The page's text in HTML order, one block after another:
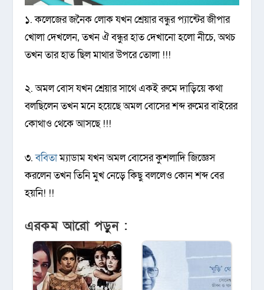
১. কলেজের জনৈক লোক যখন শ্রেয়ার বন্ধুর প্যান্টের জীপার
খোলা দেখলেন‚ তখন ঐ বন্ধুর হাত দেখানো হলো নীচে‚ অথচ
তখন তার হাত ছিল মাথার উপরে তোলা !!!
২. অমল বোস যখন শ্রেয়ার সাথে একই রুমে দাড়িয়ে কথা
বলছিলেন তখন মনে হয়েছে অমল বোসের শব্দ রুমের বাইরের
কোথাও থেকে আসছে !!!
৩.ববিতাম্যাডাম যখন অমল বোসের কুশলাদি জিজ্ঞেস
করলেন তখন তিনি মুখ নেড়ে কিছু বললেও কোন শব্দ বের
হয়নি! !!
এরকম আরো পড়ুন :